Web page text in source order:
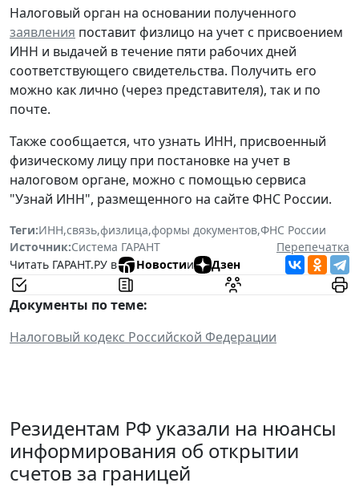
Налоговый орган на основании полученного
заявления поставит физлицо на учет с присвоением
ИНН и выдачей в течение пяти рабочих дней
соответствующего свидетельства. Получить его
можно как лично (через представителя), так и по
почте.
Также сообщается, что узнать ИНН, присвоенный
физическому лицу при постановке на учет в
налоговом органе, можно с помощью сервиса
"Узнай ИНН", размещенного на сайте ФНС России.
Теги:ИНН,связь,физлица,формы документов,ФНС России
Источник:Система ГАРАНТ
Перепечатка
Читать ГАРАНТ.РУ в
Новостии Дзен
Документы по теме:
Налоговый кодекс Российской Федерации
Резидентам РФ указали на нюансы
информирования об открытии
счетов за границей